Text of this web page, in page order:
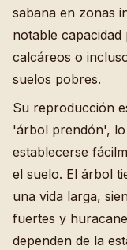
sabana en zonas
notable
calcáreos o
suelos pobres.
Su reproducción
'árbol prendón', lo
establecerse
el suelo. El árbol
una vida larga,
fuertes y
dependen de la